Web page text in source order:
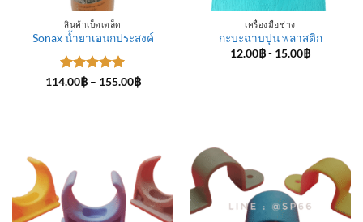
สินค้าเบ็ดเตล็ด
Sonax น้ำยาเอนกประสงค์
ให้คะแนน
114.00฿ – 155.00฿Price
เครื่องมือช่าง
กะบะฉาบปูน พลาสติก
12.00฿- 15.00฿